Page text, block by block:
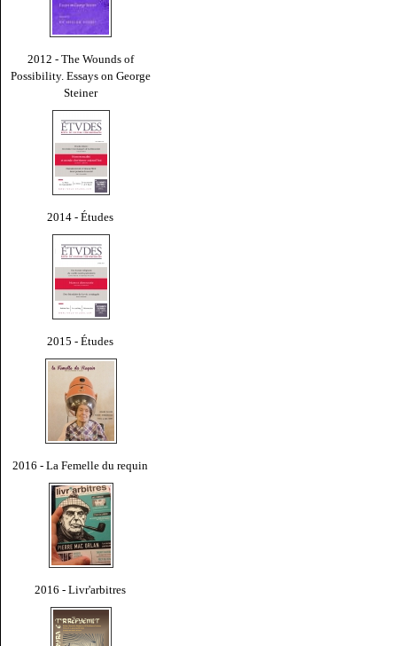
2012 - The Wounds of
Possibility. Essays on George
Steiner
2014 - Études
2015 - Études
2016 - La Femelle du requin
2016 - Livr'arbitres